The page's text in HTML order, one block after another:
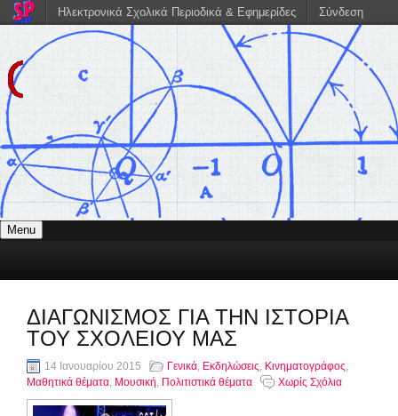
Menu
ΔΙΑΓΩΝΙΣΜΟΣ ΓΙΑ ΤΗΝ ΙΣΤΟΡΙΑ
ΤΟΥ ΣΧΟΛΕΙΟΥ ΜΑΣ
14 Ιανουαρίου 2015 Γενικά, Εκδηλώσεις, Κινηματογράφος,
Μαθητικά θέματα, Μουσική, Πολιτιστικά θέματα Χωρίς Σχόλια
Ηλεκτρονικά Σχολικά Περιοδικά & Εφημερίδες Σύνδεση